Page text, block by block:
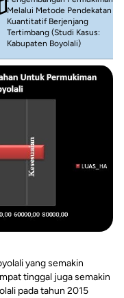
Melalui Metode Pendekatan
Kuantitatif Berjenjang
Tertimbang (Studi Kasus:
Kabupaten Boyolali)
yang semakin
tinggal juga semakin
pada tahun 2015